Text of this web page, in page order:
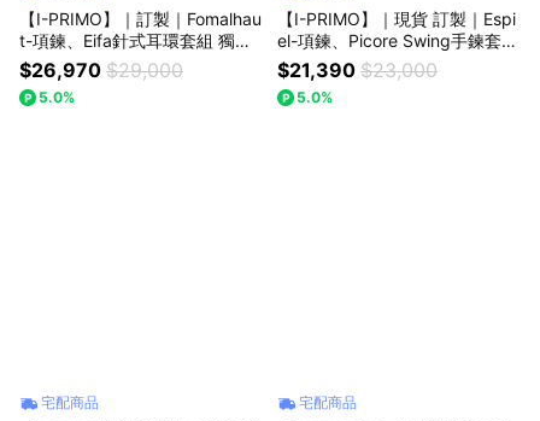
【I-PRIMO】｜訂製｜Fomalhau
t-項鍊、Eifa針式耳環套組 獨家
贈小圓珠寶盒(共3材質選擇/45c
m)『LINE禮物獨家』§生日禮物
紀念禮物 情人節禮物
$26,970 $29,000
5.0%
【I-PRIMO】｜現貨 訂製｜Espi
el-項鍊、Picore Swing手鍊套組
獨家贈小圓珠寶盒(共3材質選擇/
40cm/45cm)『LINE禮物獨家』
§生日禮物 紀念禮物 情人節禮物
$21,390 $23,000
5.0%
宅配商品 宅配商品